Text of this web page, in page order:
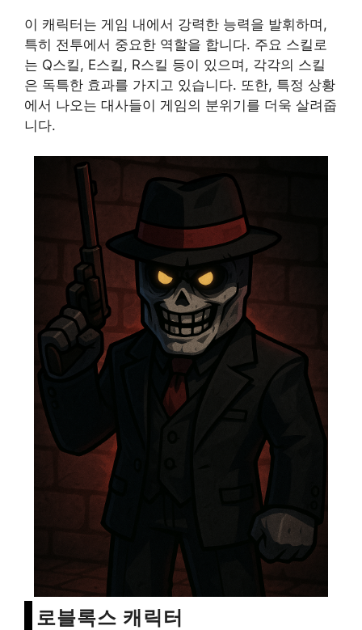
이 캐릭터는 게임 내에서 강력한 능력을 발휘하며,
특히 전투에서 중요한 역할을 합니다. 주요 스킬로
는 Q스킬, E스킬, R스킬 등이 있으며, 각각의 스킬
은 독특한 효과를 가지고 있습니다. 또한, 특정 상황
에서 나오는 대사들이 게임의 분위기를 더욱 살려줍
니다.
로블록스 캐릭터